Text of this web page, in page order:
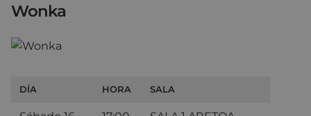
Wonka
DÍA HORA SALA